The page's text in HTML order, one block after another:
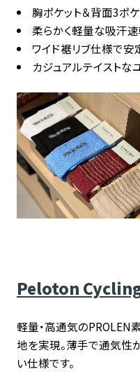
胸ポケット＆背面3ポ
柔らかく軽量な吸汗
ワイド裾リブ仕様で安
カジュアルテイストな
Peloton
軽量・高通気のPROLEN
地を実現。薄手で通気性
い仕様です。